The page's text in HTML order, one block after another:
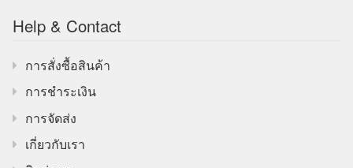
Help & Contact
การสั่งซื้อสินค้า
การชำระเงิน
การจัดส่ง
เกี่ยวกับเรา